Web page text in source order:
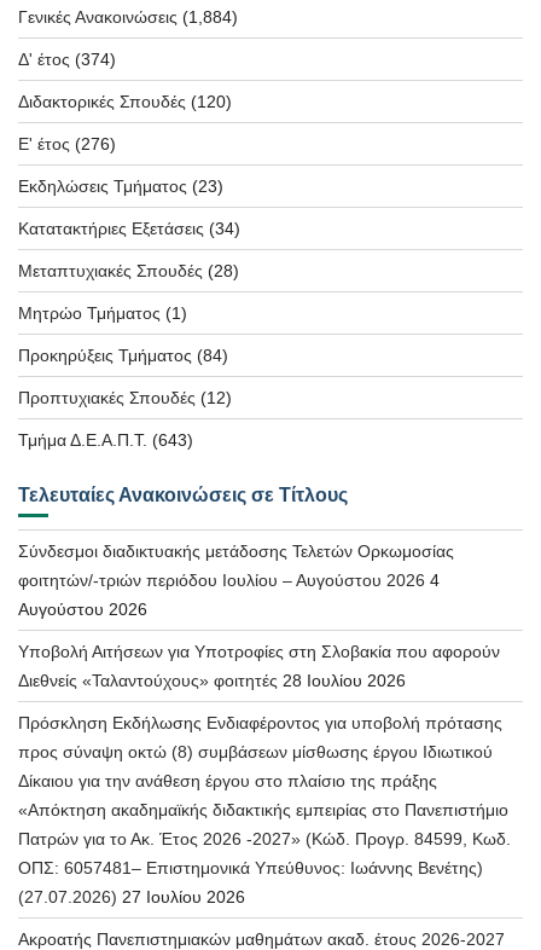
Γενικές Ανακοινώσεις (1,884)
Δ' έτος (374)
Διδακτορικές Σπουδές (120)
Ε' έτος (276)
Εκδηλώσεις Τμήματος (23)
Κατατακτήριες Εξετάσεις (34)
Μεταπτυχιακές Σπουδές (28)
Μητρώο Τμήματος (1)
Προκηρύξεις Τμήματος (84)
Προπτυχιακές Σπουδές (12)
Τμήμα Δ.Ε.Α.Π.Τ. (643)
Τελευταίες Ανακοινώσεις σε Τίτλους
Σύνδεσμοι διαδικτυακής μετάδοσης Τελετών Ορκωμοσίας
φοιτητών/-τριών περιόδου Ιουλίου – Αυγούστου 2026 4
Αυγούστου 2026
Υποβολή Αιτήσεων για Υποτροφίες στη Σλοβακία που αφορούν
Διεθνείς «Ταλαντούχους» φοιτητές 28 Ιουλίου 2026
Πρόσκληση Εκδήλωσης Ενδιαφέροντος για υποβολή πρότασης
προς σύναψη οκτώ (8) συμβάσεων μίσθωσης έργου Ιδιωτικού
Δίκαιου για την ανάθεση έργου στο πλαίσιο της πράξης
«Απόκτηση ακαδημαϊκής διδακτικής εμπειρίας στο Πανεπιστήμιο
Πατρών για το Ακ. Έτος 2026 -2027» (Κώδ. Προγρ. 84599, Κωδ.
ΟΠΣ: 6057481– Επιστημονικά Υπεύθυνος: Ιωάννης Βενέτης)
(27.07.2026) 27 Ιουλίου 2026
Ακροατής Πανεπιστημιακών μαθημάτων ακαδ. έτους 2026-2027